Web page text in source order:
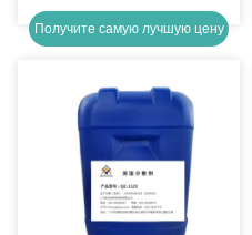
пластмасс Cas 129757-67-1
Chiguard 101
Получите самую лучшую цену